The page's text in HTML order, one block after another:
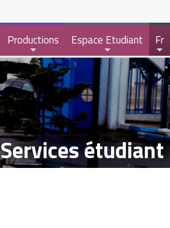
+
Productions
+
Espace Etudiant
+
Fr
Services étudiant